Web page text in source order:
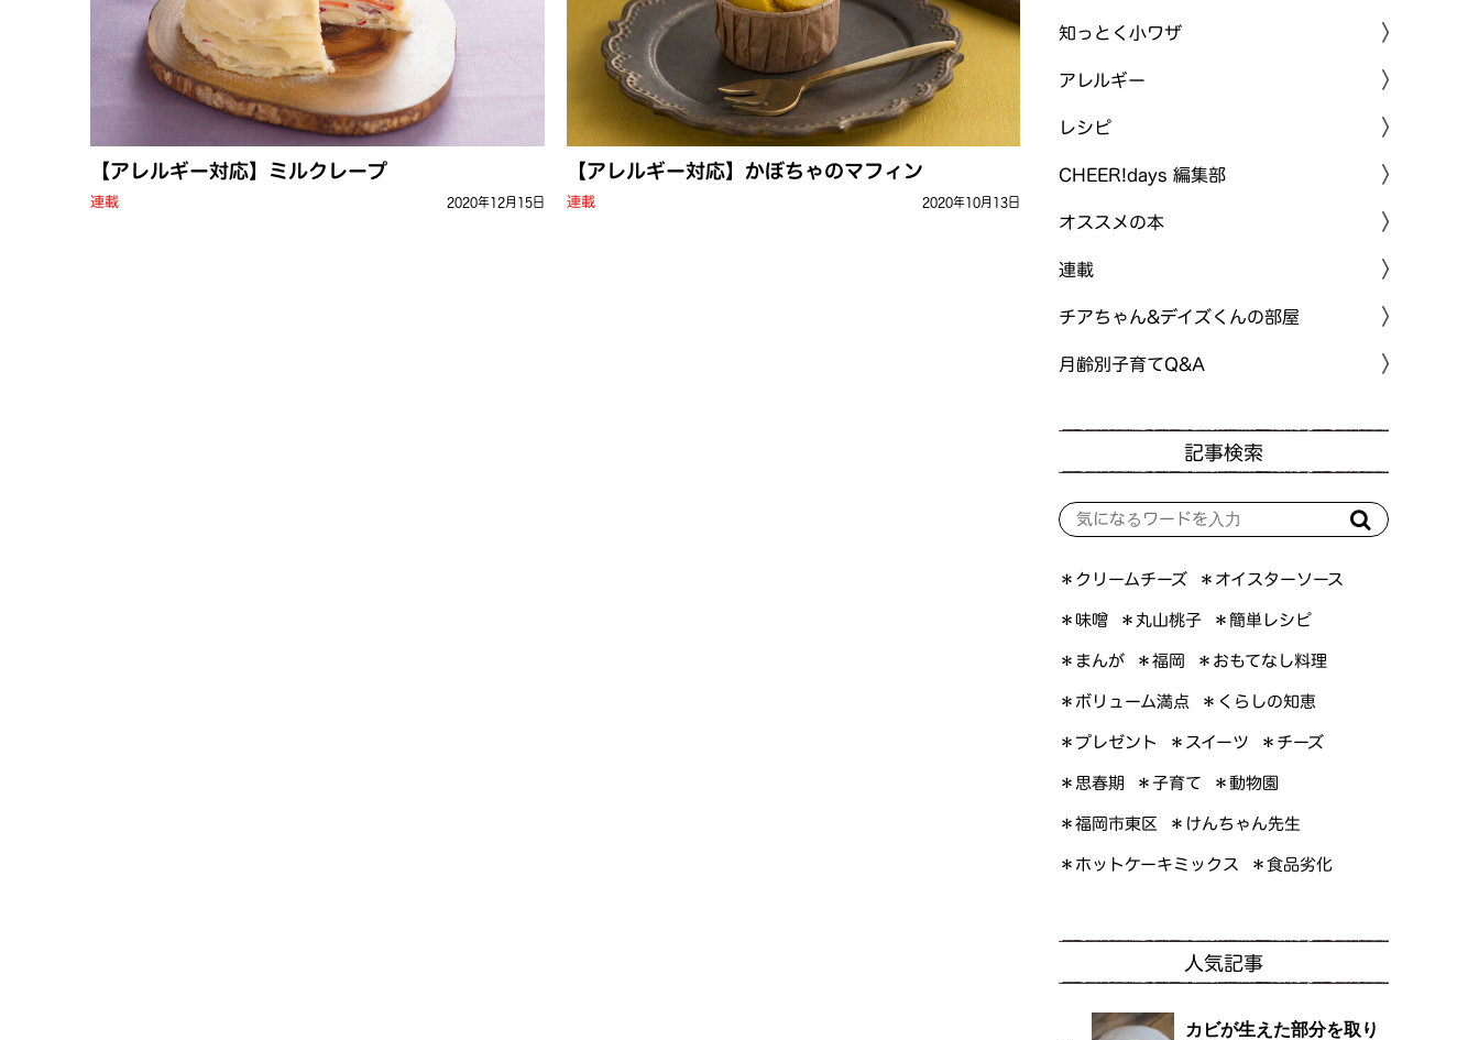
【アレルギー対応】ミルクレープ
連載 2020年12月15日
【アレルギー対応】かぼちゃのマフィン
連載 2020年10月13日
知っとく小ワザ
アレルギー
レシピ
CHEER!days 編集部
オススメの本
連載
チアちゃん&デイズくんの部屋
月齢別子育てQ&A
記事検索
＊クリームチーズ ＊オイスターソース
＊味噌 ＊丸山桃子 ＊簡単レシピ
＊まんが ＊福岡 ＊おもてなし料理
＊ボリューム満点 ＊くらしの知恵
＊プレゼント ＊スイーツ ＊チーズ
＊思春期 ＊子育て ＊動物園
＊福岡市東区 ＊けんちゃん先生
＊ホットケーキミックス ＊食品劣化
人気記事
カビが生えた部分を取り